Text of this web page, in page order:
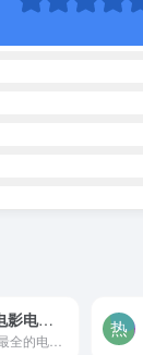
追剧咯_Svip电影电视剧动漫免费在线播放的网站-追剧咯提供最新最全的电影,免费在线观看新片,以及各种好看的电影。更有丰富电影专题,电影分类,提供最全面影片信息,权威电影评分,忠实影迷的电影评论。